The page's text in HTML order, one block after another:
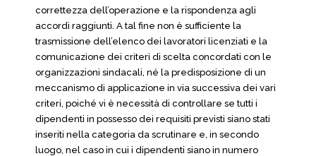
correttezza dell’operazione e la rispondenza agli
accordi raggiunti. A tal fine non è sufficiente la
trasmissione dell’elenco dei lavoratori licenziati e la
comunicazione dei criteri di scelta concordati con le
organizzazioni sindacali, né la predisposizione di un
meccanismo di applicazione in via successiva dei vari
criteri, poiché vi è necessità di controllare se tutti i
dipendenti in possesso dei requisiti previsti siano stati
inseriti nella categoria da scrutinare e, in secondo
luogo, nel caso in cui i dipendenti siano in numero